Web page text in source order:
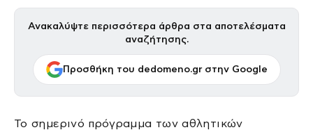
Ανακαλύψτε περισσότερα άρθρα στα αποτελέσματα
αναζήτησης.
Προσθήκη του dedomeno.gr στην Google
Το σημερινό πρόγραμμα των αθλητικών